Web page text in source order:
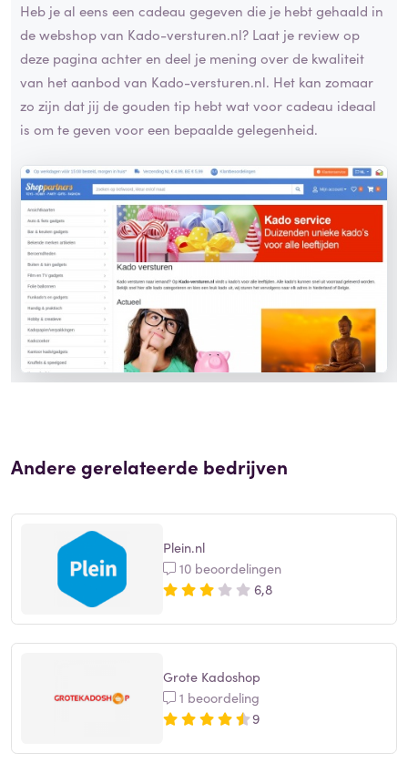
Heb je al eens een cadeau gegeven die je hebt gehaald in
de webshop van Kado-versturen.nl? Laat je review op
deze pagina achter en deel je mening over de kwaliteit
van het aanbod van Kado-versturen.nl. Het kan zomaar
zo zijn dat jij de gouden tip hebt wat voor cadeau ideaal
is om te geven voor een bepaalde gelegenheid.
Andere gerelateerde bedrijven
Plein.nl
10 beoordelingen
6,8
Grote Kadoshop
1 beoordeling
9